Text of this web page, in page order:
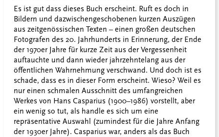
Es ist gut dass dieses Buch erscheint. Ruft es doch in
Bildern und dazwischengeschobenen kurzen Auszügen
aus zeitgenössischen Texten – einen großen deutschen
Fotografen des 20. Jahrhunderts in Erinnerung, der Ende
der 1970er Jahre für kurze Zeit aus der Vergessenheit
auftauchte und dann wieder jahrzehntelang aus der
öffentlichen Wahrnehmung verschwand. Und doch ist es
schade, dass es in dieser Form erscheint. Wieso? Weil es
nur einen schmalen Ausschnitt des umfangreichen
Werkes von Hans Casparius (1900–1986) vorstellt, aber
ein wenig so tut, als handle es sich um eine
repräsentative Auswahl (zumindest für die Jahre Anfang
der 1930er Jahre). Casparius war, anders als das Buch